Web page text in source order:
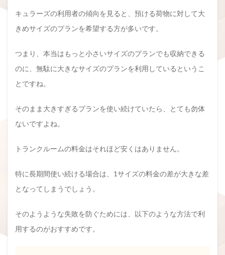
キュラーズの利用者の傾向を見ると、預ける荷物に対して大
きめサイズのプランを希望する方が多いです。
つまり、本当はもっと小さいサイズのプランでも収納できる
のに、無駄に大きなサイズのプランを利用しているというこ
とですね。
そのまま大きすぎるプランを使い続けていたら、とても勿体
ないですよね。
トランクルームの料金はそれほど安くはありません。
特に長期間使い続ける場合は、1サイズの料金の差が大きな差
となってしまうでしょう。
そのようような失敗を防ぐためには、以下のような方法で利
用するのがおすすめです。